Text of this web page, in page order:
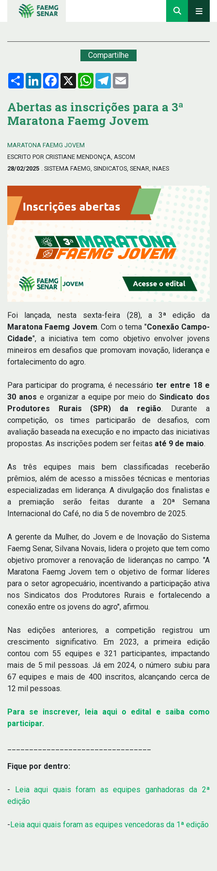
Compartilhe
Compartilhar
LinkedInFacebook
X WhatsApp
Telegram
Abertas as inscrições para a 3ª
Maratona Faemg Jovem
MARATONA FAEMG JOVEM
ESCRITO POR CRISTIANE MENDONÇA, ASCOM
28/02/2025 . SISTEMA FAEMG, SINDICATOS, SENAR, INAES
Foi lançada, nesta sexta-feira (28), a 3ª edição da
Maratona Faemg Jovem. Com o tema "Conexão Campo-
Cidade", a iniciativa tem como objetivo envolver jovens
mineiros em desafios que promovam inovação, liderança e
fortalecimento do agro.
Para participar do programa, é necessário ter entre 18 e
30 anos e organizar a equipe por meio doSindicato dos
Produtores Rurais (SPR) da região. Durante a
competição, os times participarão de desafios, com
avaliação baseada na execução e no impacto das iniciativas
propostas. As inscrições podem ser feitas até 9 de maio.
As três equipes mais bem classificadas receberão
prêmios, além de acesso a missões técnicas e mentorias
especializadas em liderança. A divulgação dos finalistas e
a premiação serão feitas durante a 20ª Semana
Internacional do Café, no dia 5 de novembro de 2025.
A gerente da Mulher, do Jovem e de Inovação do Sistema
Faemg Senar, Silvana Novais, lidera o projeto que tem como
objetivo promover a renovação de lideranças no campo. "A
Maratona Faemg Jovem tem o objetivo de formar líderes
para o setor agropecuário, incentivando a participação ativa
nos Sindicatos dos Produtores Rurais e fortalecendo a
conexão entre os jovens do agro", afirmou.
Nas edições anteriores, a competição registrou um
crescimento significativo. Em 2023, a primeira edição
contou com 55 equipes e 321 participantes, impactando
mais de 5 mil pessoas. Já em 2024, o número subiu para
67 equipes e mais de 400 inscritos, alcançando cerca de
12 mil pessoas.
Para se inscrever, leia aqui o edital e saiba como
participar.
Fique por dentro:
- Leia aqui quais foram as equipes ganhadoras da 2ª
edição
-Leia aqui quais foram as equipes vencedoras da 1ª edição